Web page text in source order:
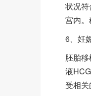
状况
宫内。
6、妊
胚胎
液
受相关